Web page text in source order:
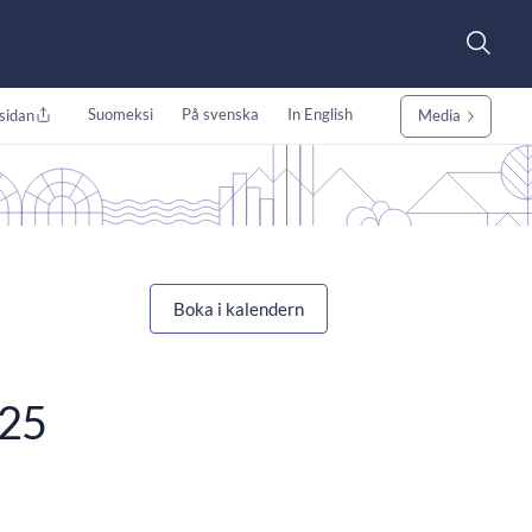
Suomeksi På svenska In English Media
Boka i kalendern